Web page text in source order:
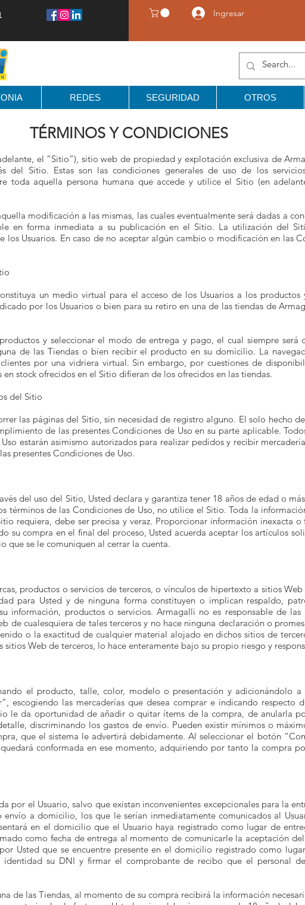
Ingresar
REDES SEGURIDAD OTROS
TÉRMINOS Y CONDICIONES
el “Sitio”), sitio web de propiedad y explotación exclusiva de
del Sitio. Estas son las condiciones generales de uso de los
toda aquella persona humana que accede y utilice el Sitio (en
modificación a las mismas, las cuales eventualmente será dadas a
en forma inmediata a su publicación en el Sitio. La utilización del
los Usuarios. En caso de no aceptar algún cambio o modificación en las
un medio virtual para el acceso de los Usuarios a los
por los Usuarios o bien para su retiro en una de las tiendas de
y seleccionar el modo de entrega y pago, el cual siempre será
de las Tiendas o bien recibir el producto en su domicilio. La
por una vidriera virtual. Sin embargo, por cuestiones de
stock ofrecidos en el Sitio difieran de los ofrecidos en las tiendas.
del Sitio
las páginas del Sitio, sin necesidad de registro alguno. El solo hecho
de las presentes Condiciones de Uso en su parte aplicable.
estarán asimismo autorizados para realizar pedidos y recibir
presentes Condiciones de Uso.
del uso del Sitio, Usted declara y garantiza tener 18 años de edad o
términos de las Condiciones de Uso, no utilice el Sitio. Toda la
requiera, debe ser precisa y veraz. Proporcionar información inexacta o
su compra en el final del proceso, Usted acuerda aceptar los artículos
que se le comuniquen al cerrar la cuenta.
productos o servicios de terceros, o vínculos de hipertexto a sitios
para Usted y de ninguna forma constituyen o implican respaldo,
información, productos o servicios. Armagalli no es responsable de
de cualesquiera de tales terceros y no hace ninguna declaración o
o la exactitud de cualquier material alojado en dichos sitios de
sitios Web de terceros, lo hace enteramente bajo su propio riesgo y
el producto, talle, color, modelo o presentación y adicionándolo
escogiendo las mercaderías que desea comprar e indicando respecto
le da oportunidad de añadir o quitar ítems de la compra, de anularla
discriminando los gastos de envío. Pueden existir mínimos o
que el sistema le advertirá debidamente. Al seleccionar el botón
conformada en ese momento, adquiriendo por tanto la compra
por el Usuario, salvo que existan inconvenientes excepcionales para la
a domicilio, los que le serían inmediatamente comunicados al
en el domicilio que el Usuario haya registrado como lugar de
como fecha de entrega al momento de comunicarle la aceptación
Usted que se encuentre presente en el domicilio registrado como
identidad su DNI y firmar el comprobante de recibo que el personal
de las Tiendas, al momento de su compra recibirá la información